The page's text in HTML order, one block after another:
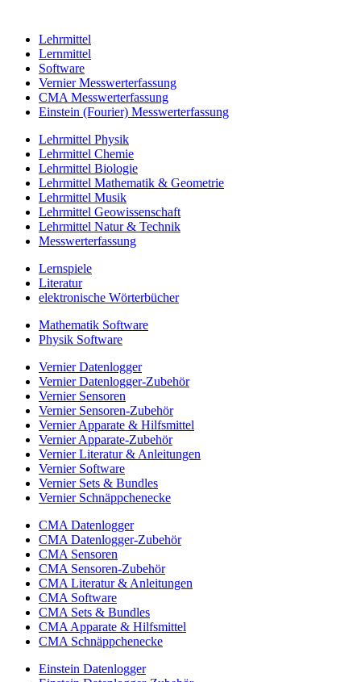
Lehrmittel
Lernmittel
Software
Vernier Messwerterfassung
CMA Messwerterfassung
Einstein (Fourier) Messwerterfassung
Lehrmittel Physik
Lehrmittel Chemie
Lehrmittel Biologie
Lehrmittel Mathematik & Geometrie
Lehrmittel Musik
Lehrmittel Geowissenschaft
Lehrmittel Natur & Technik
Messwerterfassung
Lernspiele
Literatur
elektronische Wörterbücher
Mathematik Software
Physik Software
Vernier Datenlogger
Vernier Datenlogger-Zubehör
Vernier Sensoren
Vernier Sensoren-Zubehör
Vernier Apparate & Hilfsmittel
Vernier Apparate-Zubehör
Vernier Literatur & Anleitungen
Vernier Software
Vernier Sets & Bundles
Vernier Schnäppchenecke
CMA Datenlogger
CMA Datenlogger-Zubehör
CMA Sensoren
CMA Sensoren-Zubehör
CMA Literatur & Anleitungen
CMA Software
CMA Sets & Bundles
CMA Apparate & Hilfsmittel
CMA Schnäppchenecke
Einstein Datenlogger